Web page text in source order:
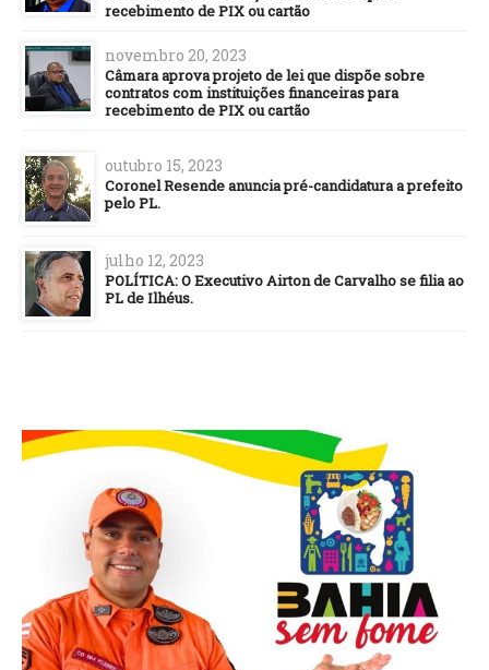
recebimento de PIX ou cartão
novembro 20, 2023
Câmara aprova projeto de lei que dispõe sobre
contratos com instituições financeiras para
recebimento de PIX ou cartão
outubro 15, 2023
Coronel Resende anuncia pré-candidatura a prefeito
pelo PL.
julho 12, 2023
POLÍTICA: O Executivo Airton de Carvalho se filia ao
PL de Ilhéus.